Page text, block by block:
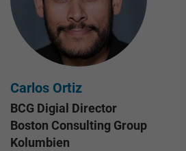
Carlos Ortiz
BCG Digial Director
Boston Consulting Group
Kolumbien